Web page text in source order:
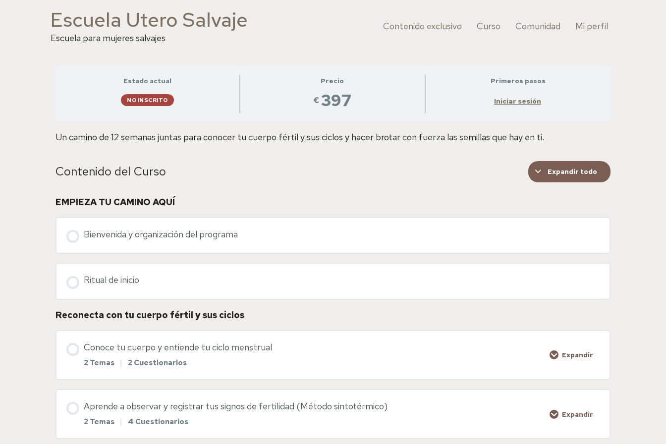
Escuela Utero Salvaje
Escuela para mujeres salvajes
Contenido exclusivo Curso Comunidad Mi perfil
Estado actual
NO INSCRITO
Precio
€ 397
Primeros pasos
Iniciar sesión
Un camino de 12 semanas juntas para conocer tu cuerpo fértil y sus ciclos y hacer brotar con fuerza las semillas que hay en ti.
Contenido del Curso Expandir todo
EMPIEZA TU CAMINO AQUÍ
Bienvenida y organización del programa
Ritual de inicio
Reconecta con tu cuerpo fértil y sus ciclos
Conoce tu cuerpo y entiende tu ciclo menstrual
2 Temas | 2 Cuestionarios
Expandir
Anatomía femenina
Aprende a observar y registrar tus signos de fertilidad (Método sintotérmico)
2 Temas | 4 Cuestionarios
Expandir